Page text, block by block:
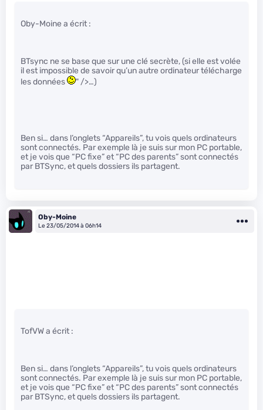
Oby-Moine a écrit :
BTsync ne se base que sur une clé secrète, (si elle est volée
il est impossible de savoir qu’un autre ordinateur télécharge
les données
" />…)
Ben si… dans l’onglets “Appareils”, tu vois quels ordinateurs
sont connectés. Par exemple là je suis sur mon PC portable,
et je vois que “PC fixe” et “PC des parents” sont connectés
par BTSync, et quels dossiers ils partagent.
Oby-Moine
Le 23/05/2014 à 06h14
TofVW a écrit :
Ben si… dans l’onglets “Appareils”, tu vois quels ordinateurs
sont connectés. Par exemple là je suis sur mon PC portable,
et je vois que “PC fixe” et “PC des parents” sont connectés
par BTSync, et quels dossiers ils partagent.